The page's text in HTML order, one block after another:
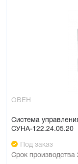
ОВЕН
Система
СУНА-122.24.05.20
Под заказ
Срок производства